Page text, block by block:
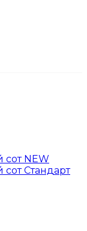
NEW
Стандарт